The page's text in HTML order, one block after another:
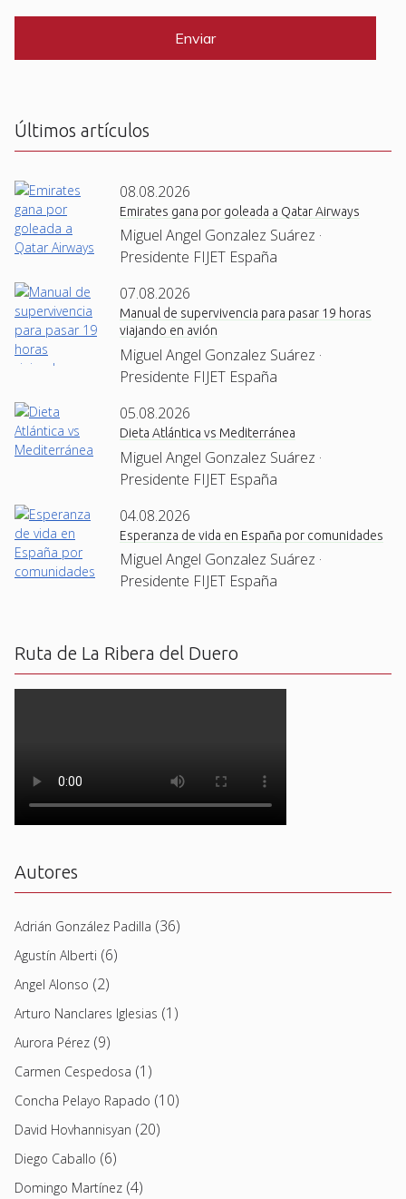
C
Últimos artículos
08.08.2026
Emirates gana por goleada a Qatar Airways
Miguel Angel Gonzalez Suárez ·
Presidente FIJET España
07.08.2026
Manual de supervivencia para pasar 19 horas
viajando en avión
Miguel Angel Gonzalez Suárez ·
Presidente FIJET España
05.08.2026
Dieta Atlántica vs Mediterránea
Miguel Angel Gonzalez Suárez ·
Presidente FIJET España
04.08.2026
Esperanza de vida en España por comunidades
Miguel Angel Gonzalez Suárez ·
Presidente FIJET España
Ruta de La Ribera del Duero
Autores
Adrián González Padilla (36)
Agustín Alberti (6)
Angel Alonso (2)
Arturo Nanclares Iglesias (1)
Aurora Pérez (9)
Carmen Cespedosa (1)
Concha Pelayo Rapado (10)
David Hovhannisyan (20)
Diego Caballo (6)
Domingo Martínez (4)